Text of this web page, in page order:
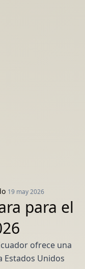
19 may 2026
para el
ofrece una
Estados Unidos